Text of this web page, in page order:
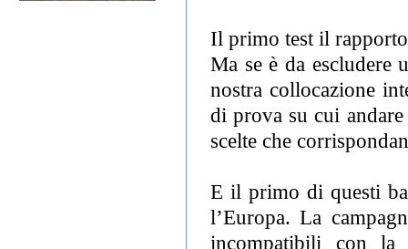
Il primo test il
Ma se è da escludere
nostra collocazione
di prova su cui
scelte che
E il primo di questi
l’Europa. La
incompatibili con